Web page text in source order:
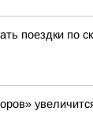
поездки по